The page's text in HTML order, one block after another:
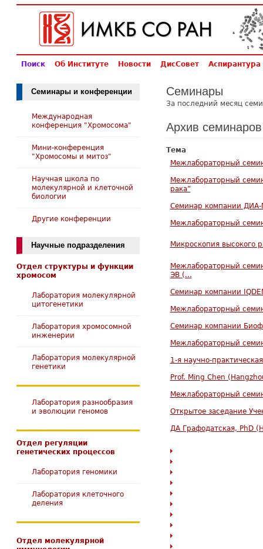
Поиск Об Институте Новости ДисСовет Аспирантура
Семинары
За последний месяц
Архив семинаров
Тема
Межлабораторный
Межлабораторный
рака”
Семинар компании ДИА-
Межлабораторный
Микроскопия высокого
Межлабораторный
ЭВ (...
Семинар компании
Межлабораторный
Семинар компании
Межлабораторный
1-я научно-
Prof. Ming Chen
Межлабораторный
Открытое заседание
ДА Графодатская, PhD
Семинары и конференции
Международная
конференция "Хромосома"
Мини-конференция
"Хромосомы и митоз"
Научная школа по
молекулярной и клеточной
биологии
Другие конференции
Научные подразделения
Отдел структуры и функции
хромосом
Лаборатория молекулярной
цитогенетики
Лаборатория хромосомной
инженерии
Лаборатория молекулярной
генетики
Лаборатория разнообразия
и эволюции геномов
Отдел регуляции
генетических процессов
Лаборатория геномики
Лаборатория клеточного
деления
Отдел молекулярной